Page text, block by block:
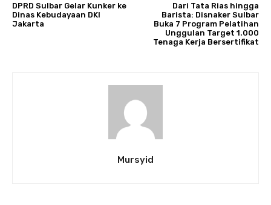
DPRD Sulbar Gelar Kunker ke
Dinas Kebudayaan DKI
Jakarta
Dari Tata Rias hingga
Barista: Disnaker Sulbar
Buka 7 Program Pelatihan
Unggulan Target 1.000
Tenaga Kerja Bersertifikat
Mursyid